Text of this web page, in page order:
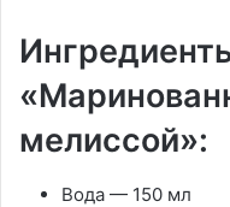
мелиссой»:
Вода — 150 мл